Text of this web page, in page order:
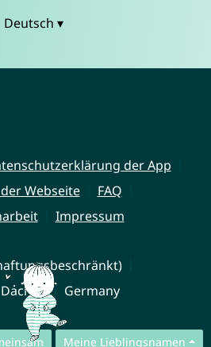
Meine Lieblingsnamen
Deutsch ▾
der App
Webseite
FAQ
Impressum
Germany